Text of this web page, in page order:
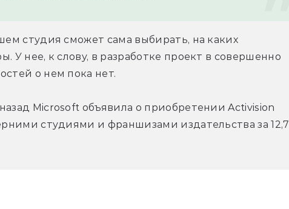
студия сможет сама выбирать, на каких
У нее, к слову, в разработке проект в совершенно
о нем пока нет.
Microsoft объявила о приобретении Activision
студиями и франшизами издательства за 12,7